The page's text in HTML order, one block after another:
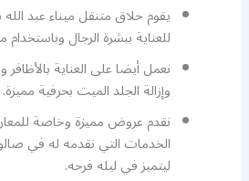
يقوم حلاق متنقل ميناء عبد
للعناية ببشرة الرجال
نعمل أيضا على العناية بالأظافر
وإزالة الجلد الميت بحرفية مميزة.
نقدم عروض مميزة وخاصة
الخدمات التي نقدمه له في
ليتميز في ليله فرحه.